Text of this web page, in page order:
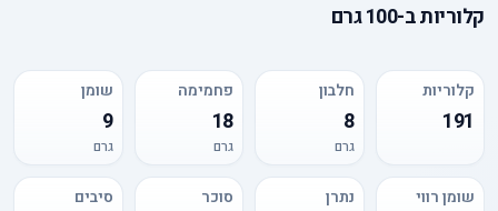
קלוריותב-100 גרם
קלוריות
191
חלבון
8
גרם
פחמימה
18
גרם
שומן
9
גרם
שומן רווי נתרן סוכר סיבים